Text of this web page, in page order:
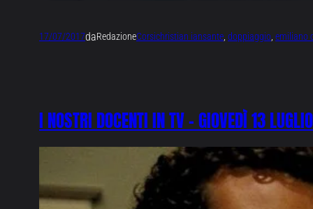
17/07/2017daRedazioneCorsichristian iansante doppiaggio emiliano
I NOSTRI DOCENTI IN TV – GIOVEDÌ 13 LUGLIO